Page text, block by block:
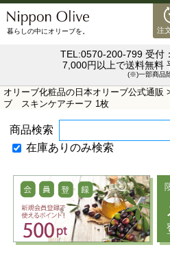
注
暮らしの中にオリーブを。
TEL:0570-200-799 受付
7,000円以上で送料無料
(※)一部商品
オリーブ化粧品の日本オリーブ公式通販
ブ スキンケアチーフ 1枚
商品検索
在庫ありのみ検索